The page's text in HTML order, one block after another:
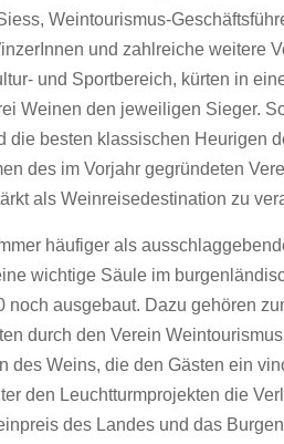
Weintourismus-
und zahlreiche weitere
und Sportbereich, kürten in
Weinen den jeweiligen Sieger.
besten klassischen Heurigen
des im Vorjahr gegründeten
als Weinreisedestination zu
häufiger als
wichtige Säule im
noch ausgebaut. Dazu gehören
durch den Verein
des Weins, die den Gästen ein
den Leuchtturmprojekten die
des Landes und das